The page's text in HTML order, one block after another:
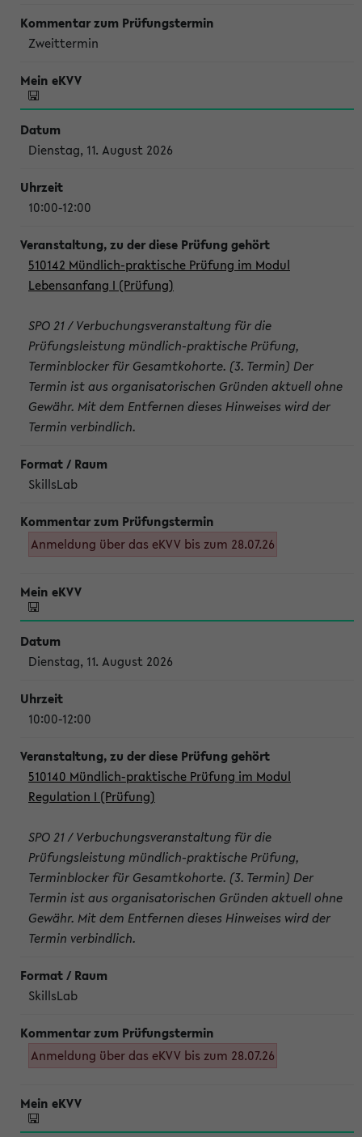
Zweittermin
Dienstag, 11. August 2026
10:00-12:00
510142 Mündlich-praktische Prüfung im Modul
Lebensanfang I (Prüfung)
SPO 21 / Verbuchungsveranstaltung für die
Prüfungsleistung mündlich-praktische Prüfung,
Terminblocker für Gesamtkohorte. (3. Termin) Der
Termin ist aus organisatorischen Gründen aktuell ohne
Gewähr. Mit dem Entfernen dieses Hinweises wird der
Termin verbindlich.
SkillsLab
Anmeldung über das eKVV bis zum 28.07.26
Dienstag, 11. August 2026
10:00-12:00
510140 Mündlich-praktische Prüfung im Modul
Regulation I (Prüfung)
SPO 21 / Verbuchungsveranstaltung für die
Prüfungsleistung mündlich-praktische Prüfung,
Terminblocker für Gesamtkohorte. (3. Termin) Der
Termin ist aus organisatorischen Gründen aktuell ohne
Gewähr. Mit dem Entfernen dieses Hinweises wird der
Termin verbindlich.
SkillsLab
Anmeldung über das eKVV bis zum 28.07.26